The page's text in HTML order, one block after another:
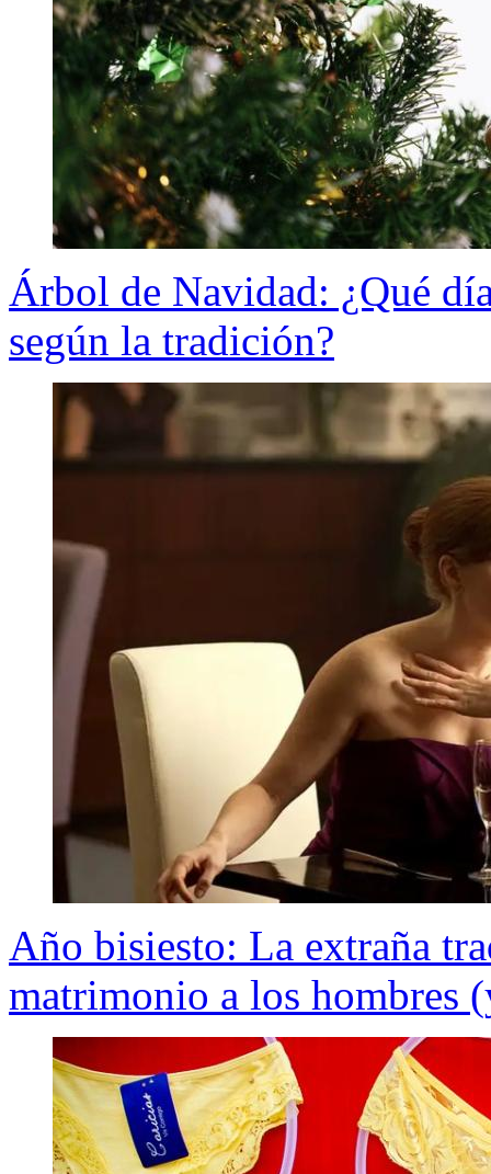
Árbol de Navidad: ¿Qué
según la tradición?
Año bisiesto: La extraña
matrimonio a los hombres